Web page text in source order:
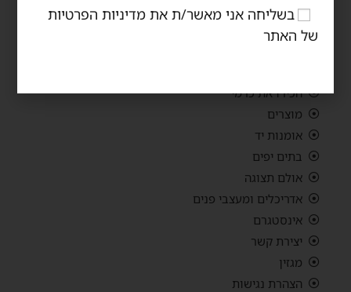
ניווט באתר
הכירו את כרמי
מוצרים
אומנות יד
בתים יפים
אולם תצוגה
אדריכלים ומעצבי פנים
אינסטגרם
יצירת קשר
מגזין
הצהרת נגישות
בשליחה אני מאשר/ת אתמדיניות הפרטיות
של האתר